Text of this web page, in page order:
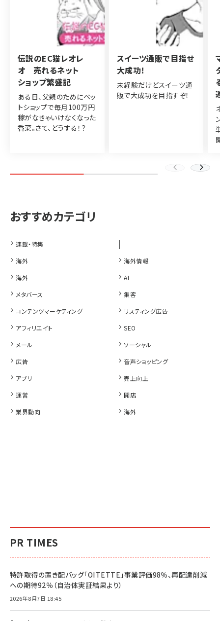
伝説のEC猫レオレ
オ 売れるネット
ショップ繁盛記
ある日、父親のためにペッ
トショップで毎月100万円
稼がなきゃいけなくなった
香菜。さて、どうする！？
スイーツ通販で目指せ
大成功！
未経験だけどスイーツ通
販で大成功を目指すぞ！
PR TIMES
特許取得の置き配バッグ「OITETTE」事業評価98％、再配達削減
への期待92％（自治体実証結果より）
2026年8月7日 18:45
連載・特集 |
海外
海外情報
海外
AI
メタバース
集客
コンテンツマーケティング
リスティング広告
アフィリエイト
SEO
メール
ソーシャル
広告
音声ショッピング
アプリ
売上向上
運営
開店
業界動向
海外